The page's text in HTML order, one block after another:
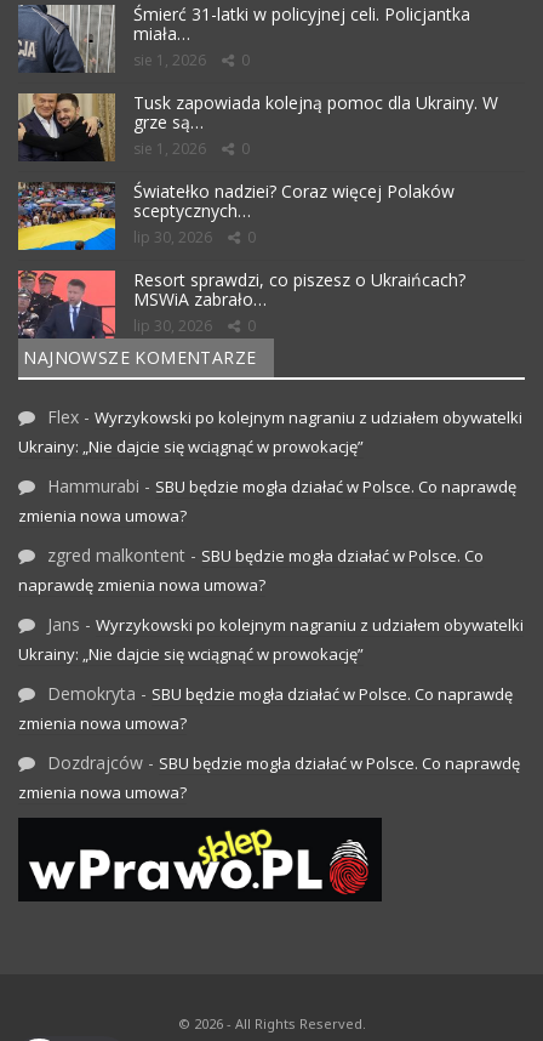
Śmierć 31-latki w policyjnej celi. Policjantka
miała…
sie 1, 2026 0
Tusk zapowiada kolejną pomoc dla Ukrainy. W
grze są…
sie 1, 2026 0
Światełko nadziei? Coraz więcej Polaków
sceptycznych…
lip 30, 2026 0
Resort sprawdzi, co piszesz o Ukraińcach?
MSWiA zabrało…
lip 30, 2026 0
NAJNOWSZE KOMENTARZE
Flex - Wyrzykowski po kolejnym nagraniu z udziałem obywatelki
Ukrainy: „Nie dajcie się wciągnąć w prowokację”
Hammurabi - SBU będzie mogła działać w Polsce. Co naprawdę
zmienia nowa umowa?
zgred malkontent - SBU będzie mogła działać w Polsce. Co
naprawdę zmienia nowa umowa?
Jans - Wyrzykowski po kolejnym nagraniu z udziałem obywatelki
Ukrainy: „Nie dajcie się wciągnąć w prowokację”
Demokryta - SBU będzie mogła działać w Polsce. Co naprawdę
zmienia nowa umowa?
Dozdrajców - SBU będzie mogła działać w Polsce. Co naprawdę
zmienia nowa umowa?
© 2026 - All Rights Reserved.